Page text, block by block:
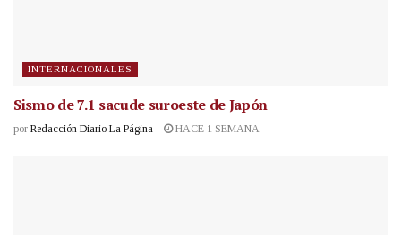
INTERNACIONALES
Sismo de 7.1 sacude suroeste de Japón
por Redacción Diario La Página HACE 1 SEMANA